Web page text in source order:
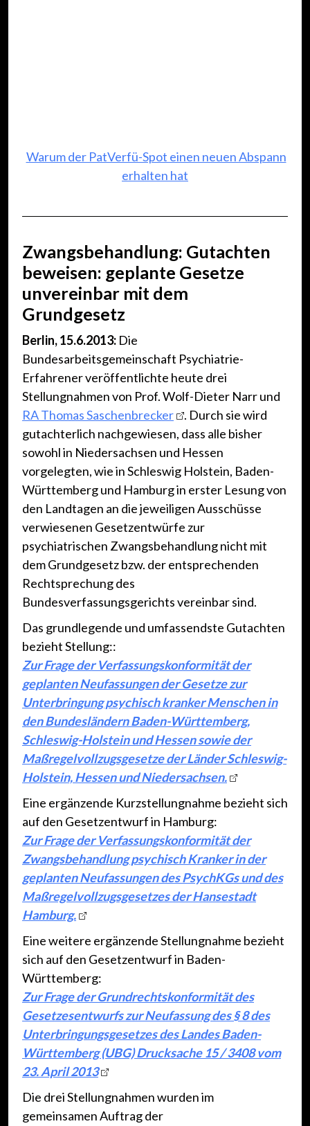
Warum der PatVerfü-Spot einen neuen Abspann
erhalten hat
Zwangsbehandlung: Gutachten
beweisen: geplante Gesetze
unvereinbar mit dem
Grundgesetz
Berlin, 15.6.2013: Die
Bundesarbeitsgemeinschaft Psychiatrie-
Erfahrener veröffentlichte heute drei
Stellungnahmen von Prof. Wolf-Dieter Narr und
RA Thomas Saschenbrecker
. Durch sie wird
gutachterlich nachgewiesen, dass alle bisher
sowohl in Niedersachsen und Hessen
vorgelegten, wie in Schleswig Holstein, Baden-
Württemberg und Hamburg in erster Lesung von
den Landtagen an die jeweiligen Ausschüsse
verwiesenen Gesetzentwürfe zur
psychiatrischen Zwangsbehandlung nicht mit
dem Grundgesetz bzw. der entsprechenden
Rechtsprechung des
Bundesverfassungsgerichts vereinbar sind.
Das grundlegende und umfassendste Gutachten
bezieht Stellung::
Zur Frage der Verfassungskonformität der
geplanten Neufassungen der Gesetze zur
Unterbringung psychisch kranker Menschen in
den Bundesländern Baden-Württemberg,
Schleswig-Holstein und Hessen sowie der
Maßregelvollzugsgesetze der Länder Schleswig-
Holstein, Hessen und Niedersachsen.
Eine ergänzende Kurzstellungnahme bezieht sich
auf den Gesetzentwurf in Hamburg:
Zur Frage der Verfassungskonformität der
Zwangsbehandlung psychisch Kranker in der
geplanten Neufassungen des PsychKGs und des
Maßregelvollzugsgesetzes der Hansestadt
Hamburg.
Eine weitere ergänzende Stellungnahme bezieht
sich auf den Gesetzentwurf in Baden-
Württemberg:
Zur Frage der Grundrechtskonformität des
Gesetzesentwurfs zur Neufassung des § 8 des
Unterbringungsgesetzes des Landes Baden-
Württemberg (UBG) Drucksache 15 / 3408 vom
23. April 2013
Die drei Stellungnahmen wurden im
gemeinsamen Auftrag der